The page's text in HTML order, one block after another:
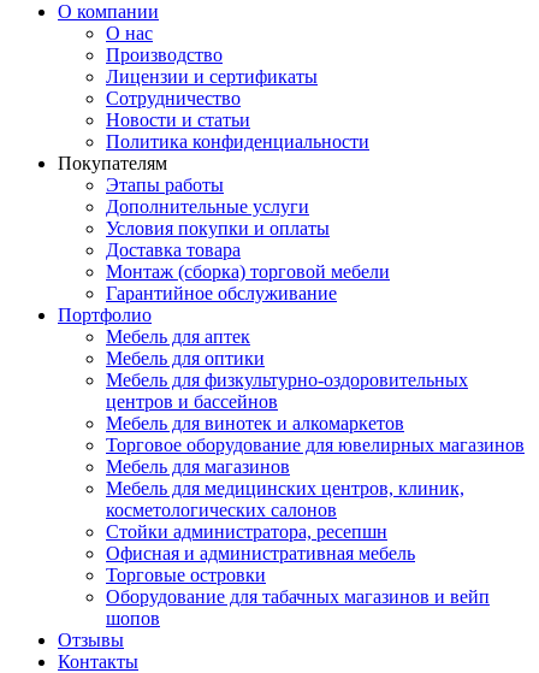
О компании
О нас
Производство
Лицензии и сертификаты
Сотрудничество
Новости и статьи
Политика конфиденциальности
Покупателям
Этапы работы
Дополнительные услуги
Условия покупки и оплаты
Доставка товара
Монтаж (сборка) торговой мебели
Гарантийное обслуживание
Портфолио
Мебель для аптек
Мебель для оптики
Мебель для физкультурно-оздоровительных
центров и бассейнов
Мебель для винотек и алкомаркетов
Торговое оборудование для ювелирных магазинов
Мебель для магазинов
Мебель для медицинских центров, клиник,
косметологических салонов
Стойки администратора, ресепшн
Офисная и административная мебель
Торговые островки
Оборудование для табачных магазинов и вейп
шопов
Отзывы
Контакты